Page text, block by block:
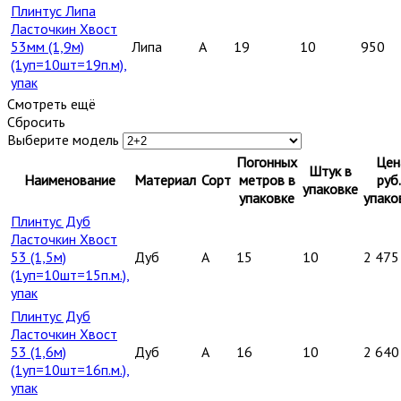
Плинтус Липа
Ласточкин Хвост
53мм (1,9м)
(1уп=10шт=19п.м),
упак
Липа A 19 10 950
Смотреть ещё
Сбросить
Выберите модель
Наименование Материал Сорт
Погонных
метров в
упаковке
Штук в
упаковке
Плинтус Дуб
Ласточкин Хвост
53 (1,5м)
(1уп=10шт=15п.м.),
упак
Дуб A 15 10 2 475
Плинтус Дуб
Ласточкин Хвост
53 (1,6м)
(1уп=10шт=16п.м.),
упак
Дуб A 16 10 2 640